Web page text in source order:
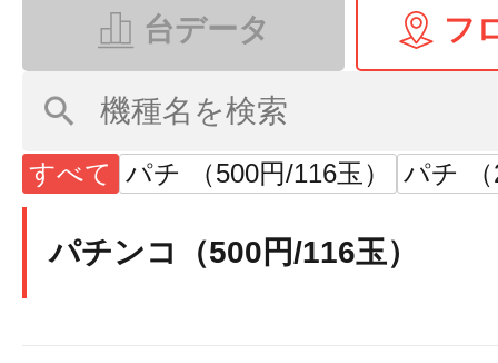
台データ フ
すべて パチ （500円/116玉） パチ
パチンコ（500円/116玉）